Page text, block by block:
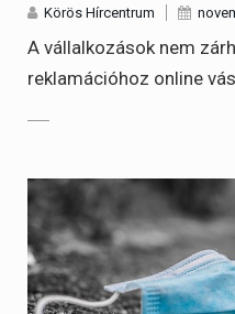
Körös Hírcentrum
A vállalkozások nem
reklamációhoz online